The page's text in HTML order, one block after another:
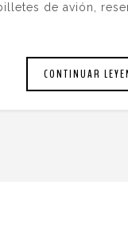
de avión,
CONTINUAR